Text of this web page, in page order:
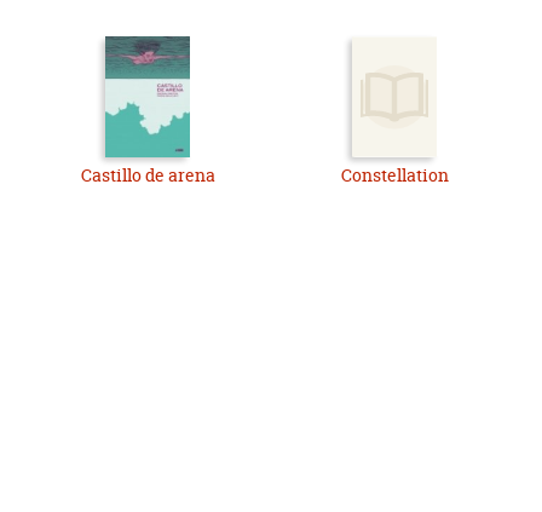
Castillo de arena Constellation